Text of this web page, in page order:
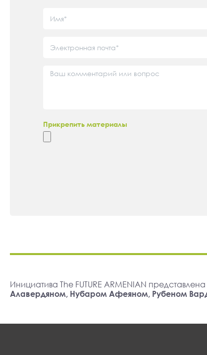
Прикрепить материалы
Инициатива The FUTURE ARMENIAN
Алавердяном, Нубаром Афеяном, Рубеном